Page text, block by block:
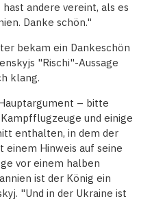
andere vereint, als es
Danke schön."
bekam ein Dankeschön
"Rischi"-Aussage
klang.
– ​​bitte
und einige
enthalten, in dem der
einem Hinweis auf seine
vor einem halben
ist der König ein
"Und in der Ukraine ist